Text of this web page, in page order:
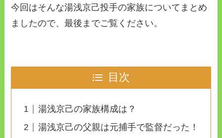
今回はそんな湯浅京己投手の家族についてまとめ
ましたので、最後までご覧ください。
目次
湯浅京己の家族構成は？
湯浅京己の父親は元捕手で監督だった！